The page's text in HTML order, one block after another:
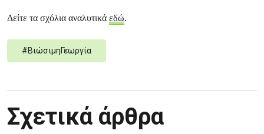
Δείτε τα σχόλια αναλυτικά εδώ.
#ΒιώσιμηΓεωργία
Σχετικά άρθρα